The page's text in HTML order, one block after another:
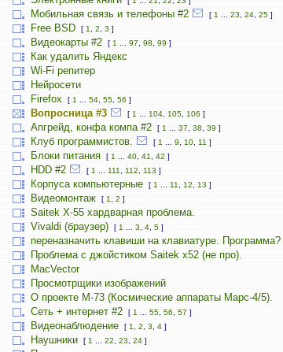
Мобильная связь и телефоны #2 [ 1 23 24, 25]
Free BSD [ 1 2 3 ]
Видеокарты #2 [ 1 97 98 99]
Как удалить Яндекс
Wi-Fi репитер
Нейросети
Firefox [ 1 54, 55, 56 ]
Вопросница #3 [ 1 104, 105, 106 ]
Апгрейд, конфа компа #2 [ 1 37 38 39]
Клуб программистов. [ 1 9, 10, 11 ]
Блоки питания [ 1 40, 41 42 ]
HDD #2 [ 1 111 112 113 ]
Корпуса компьютерные [ 1 11 12 13 ]
Видеомонтаж [ 1 2 ]
Saitek X-55 хардварная проблема.
Vivaldi (браузер) [ 1 3 4, 5]
переназначить клавиши на клавиатуре. Программа?
Проблема с джойстиком Saitek x52 (не про).
MacVector
Просмотрщики изображений
О проекте М-73 (Космические аппараты Марс-4/5).
Сеть + интернет #2 [ 1 55, 56 57 ]
Видеонаблюдение [ 1 2 3 4]
Наушники [ 1 22 23 24]